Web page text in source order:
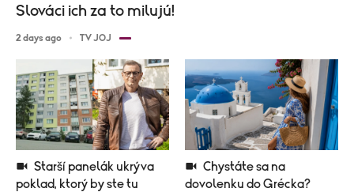
Slováci ich za to milujú!
2 days ago TV JOJ
poklad, ktorý by ste tu
dovolenku do Grécka?